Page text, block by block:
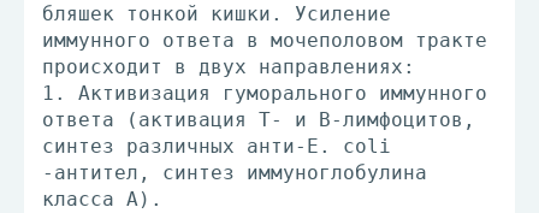
бляшек тонкой кишки. Усиление
иммунного ответа в мочеполовом тракте
происходит в двух направлениях:
1. Активизация гуморального иммунного
ответа (активация Т- и В-лимфоцитов,
синтез различных анти-Е. coli
-антител, синтез иммуноглобулина
класса А).